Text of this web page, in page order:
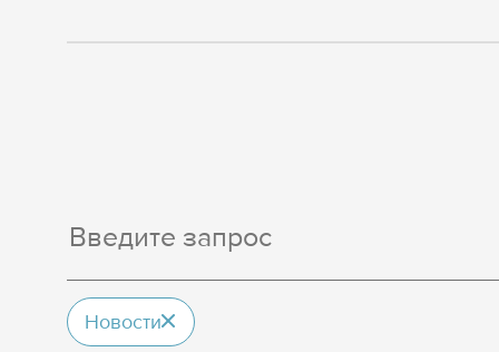
Новости